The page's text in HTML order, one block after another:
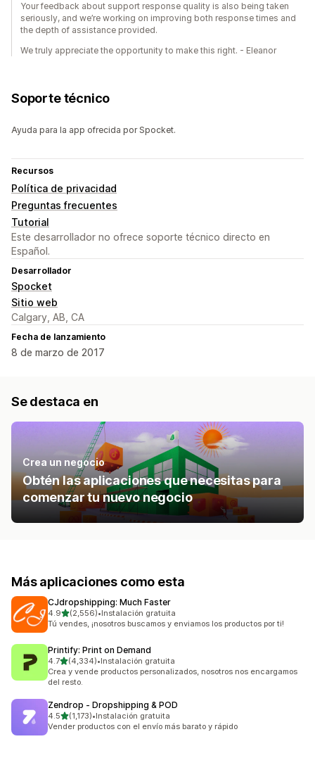
Your feedback about support response quality is also being taken
seriously, and we’re working on improving both response times and
the depth of assistance provided.
We truly appreciate the opportunity to make this right. - Eleanor
Soporte técnico
Ayuda para la app ofrecida por Spocket.
Recursos
Política de privacidad
Preguntas frecuentes
Tutorial
Este desarrollador no ofrece soporte técnico directo en
Español.
Desarrollador
Spocket
Sitio web
Calgary, AB, CA
Fecha de lanzamiento
8 de marzo de 2017
Se destaca en
Crea un negocio
Obtén las aplicaciones que necesitas para
comenzar tu nuevo negocio
Más aplicaciones como esta
CJdropshipping: Much Faster
4.9de 5 estrellas
(2,556)
2556 reseñas en total
•Instalación gratuita
Tú vendes, ¡nosotros buscamos y enviamos los productos por ti!
Printify: Print on Demand
4.7de 5 estrellas
(4,334)
4334 reseñas en total
•Instalación gratuita
Crea y vende productos personalizados, nosotros nos encargamos
del resto.
Zendrop ‑ Dropshipping & POD
4.5de 5 estrellas
(1,173)
1173 reseñas en total
•Instalación gratuita
Vender productos con el envío más barato y rápido